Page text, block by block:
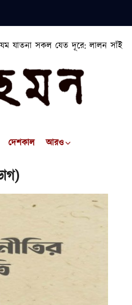
যাতনা সকল যেত দূরে: লালন সাঁই
দেশকাল আরও